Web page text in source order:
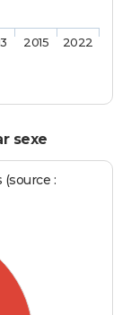
2015 2022
sexe
: